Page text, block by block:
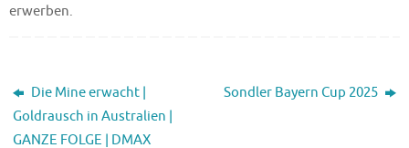
erwerben.
Die Mine erwacht |
Goldrausch in Australien |
GANZE FOLGE | DMAX
Sondler Bayern Cup 2025